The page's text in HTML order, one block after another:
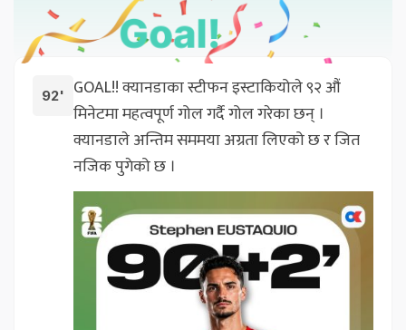
92'
GOAL!! क्यानडाका स्टीफन इस्टाकियोले ९२ औं
मिनेटमा महत्वपूर्ण गोल गर्दै गोल गरेका छन् ।
क्यानडाले अन्तिम सममया अग्रता लिएको छ र जित
नजिक पुगेको छ ।